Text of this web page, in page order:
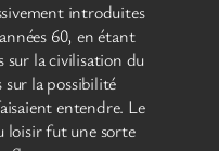
introduites
60, en étant
sur la civilisation du
la possibilité
entendre. Le
loisir fut une sorte